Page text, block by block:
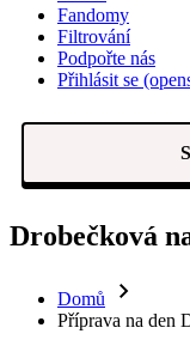
Fandomy
Filtrování
Podpořte nás
Přihlásit se
Drobečková
Domů
Příprava na den